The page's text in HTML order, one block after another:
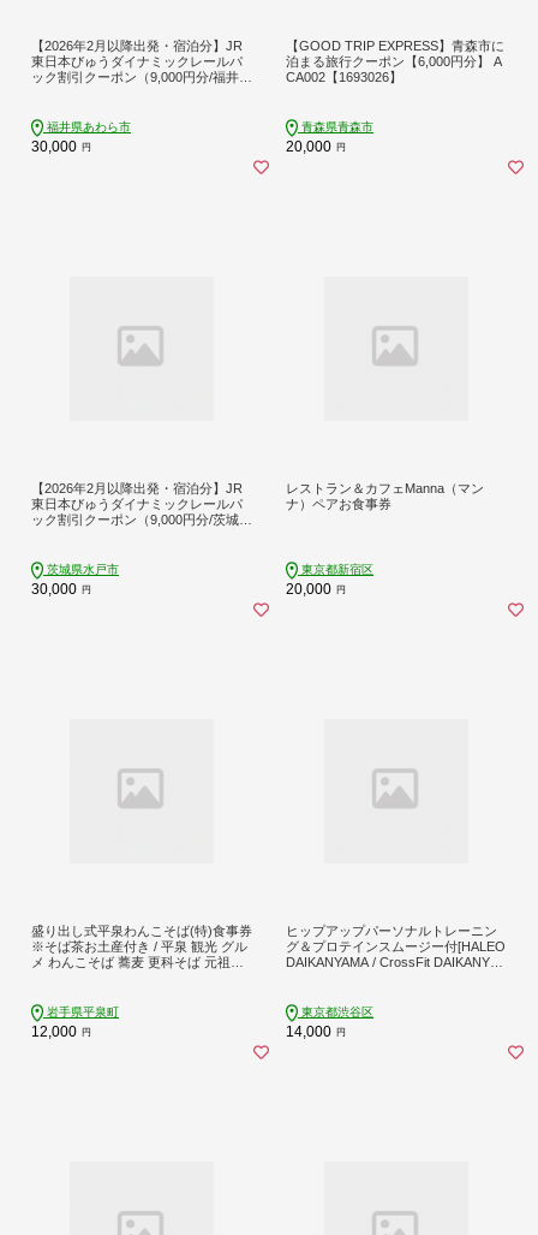
【2026年2月以降出発・宿泊分】JR
東日本びゅうダイナミックレールパ
ック割引クーポン（9,000円分/福井県
福井県あわら市
30,000 円
【GOOD TRIP EXPRESS】青森市に
泊まる旅行クーポン【6,000円分】 A
CA002【1693026】
青森県青森市
20,000 円
【2026年2月以降出発・宿泊分】JR
東日本びゅうダイナミックレールパ
ック割引クーポン（9,000円分/茨城県
茨城県水戸市
30,000 円
レストラン＆カフェManna（マン
ナ）ペアお食事券
東京都新宿区
20,000 円
盛り出し式平泉わんこそば(特)食事券
※そば茶お土産付き / 平泉 観光 グル
メ わんこそば 蕎麦 更科そば 元祖盛
岩手県平泉町
12,000 円
ヒップアップパーソナルトレーニン
グ＆プロテインスムージー付[HALEO
DAIKANYAMA / CrossFit DAIKANYA
東京都渋谷区
14,000 円